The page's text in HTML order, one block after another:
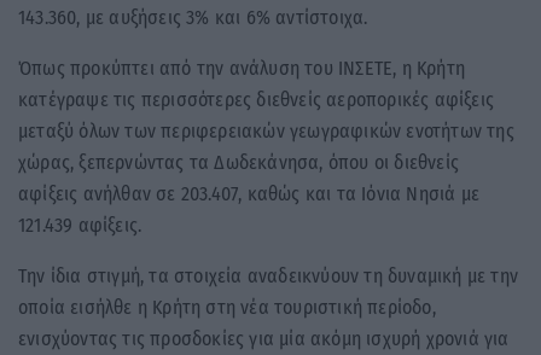
143.360, με αυξήσεις 3% και 6% αντίστοιχα.
Όπως προκύπτει από την ανάλυση του ΙΝΣΕΤΕ, η Κρήτη
κατέγραψε τις περισσότερες διεθνείς αεροπορικές αφίξεις
μεταξύ όλων των περιφερειακών γεωγραφικών ενοτήτων της
χώρας, ξεπερνώντας τα Δωδεκάνησα, όπου οι διεθνείς
αφίξεις ανήλθαν σε 203.407, καθώς και τα Ιόνια Νησιά με
121.439 αφίξεις.
Την ίδια στιγμή, τα στοιχεία αναδεικνύουν τη δυναμική με την
οποία εισήλθε η Κρήτη στη νέα τουριστική περίοδο,
ενισχύοντας τις προσδοκίες για μία ακόμη ισχυρή χρονιά για